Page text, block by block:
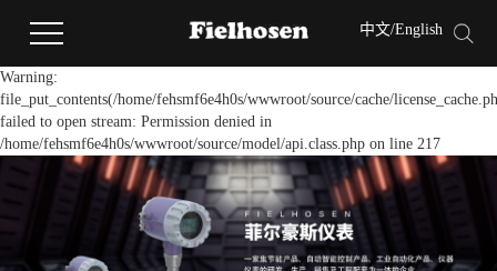
Warning:
file_put_contents(/home/fehsmf6e4h0s/wwwroot/source/cache/
failed to open stream: Permission denied in
/home/fehsmf6e4h0s/wwwroot/source/model/api.class.php on line 217
中文/English